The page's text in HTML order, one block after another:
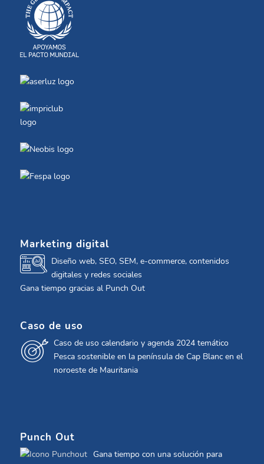
Marketing digital
Diseño web, SEO, SEM, e-commerce, contenidos
digitales y redes sociales
Gana tiempo gracias al Punch Out
Caso de uso
Caso de uso calendario y agenda 2024 temático
Pesca sostenible en la península de Cap Blanc en el
noroeste de Mauritania
Punch Out
Gana tiempo con una solución para